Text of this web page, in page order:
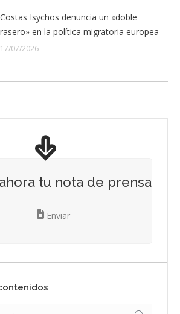
Costas Isychos denuncia un «doble
rasero» en la política migratoria europea
17/07/2026
tu nota de prensa
Enviar